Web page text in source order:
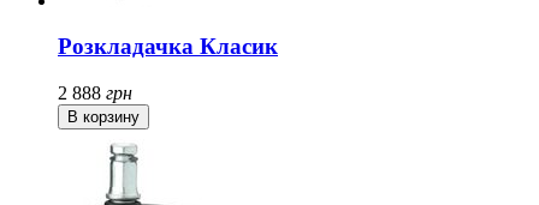
Розкладачка Класик
2 888 грн